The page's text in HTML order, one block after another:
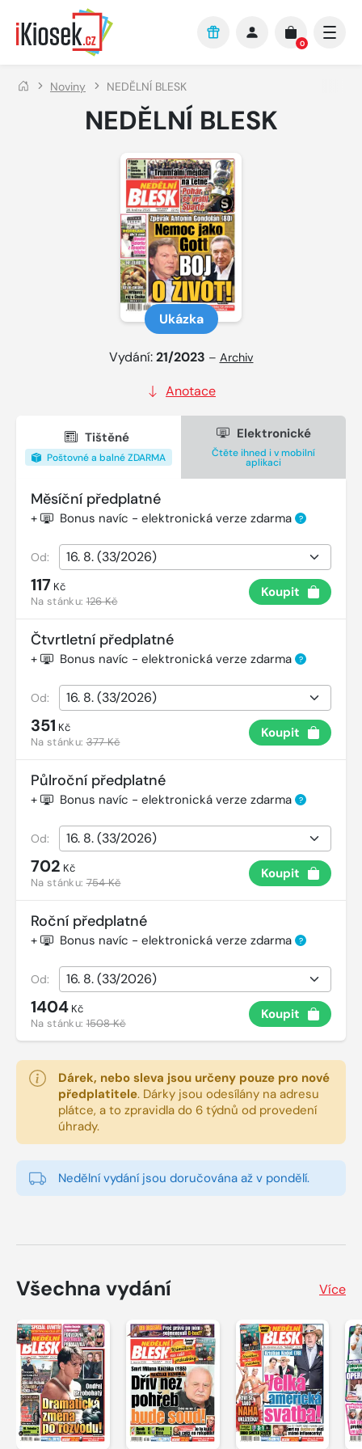
Přejít na hlavní obsah
0
Noviny NEDĚLNÍ BLESK
NEDĚLNÍ BLESK
Ukázka
Vydání:21/2023 – Archiv
Anotace
Tištěné
Poštovné a balné ZDARMA
Elektronické
Čtěte ihned i v mobilní
aplikaci
Měsíční předplatné
+ Bonus navíc - elektronická verze zdarma ?
Od:
117 Kč
Na stánku:126 Kč
Koupit
Čtvrtletní předplatné
+ Bonus navíc - elektronická verze zdarma ?
Od:
351 Kč
Na stánku:377 Kč
Koupit
Půlroční předplatné
+ Bonus navíc - elektronická verze zdarma ?
Od:
702 Kč
Na stánku:754 Kč
Koupit
Roční předplatné
+ Bonus navíc - elektronická verze zdarma ?
Od:
1404 Kč
Na stánku:1508 Kč
Koupit
Dárek, nebo sleva jsou určeny pouze pro nové
předplatitele. Dárky jsou odesílány na adresu
plátce, a to zpravidla do 6 týdnů od provedení
úhrady.
Nedělní vydání jsou doručována až v pondělí.
Všechna vydání Více